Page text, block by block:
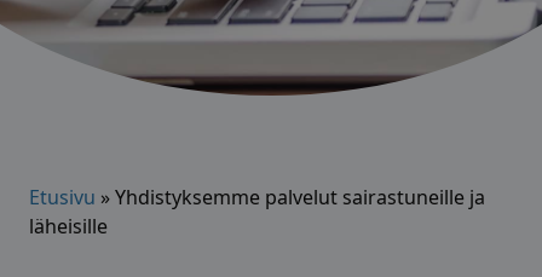
Etusivu »Yhdistyksemme palvelut sairastuneille ja
läheisille